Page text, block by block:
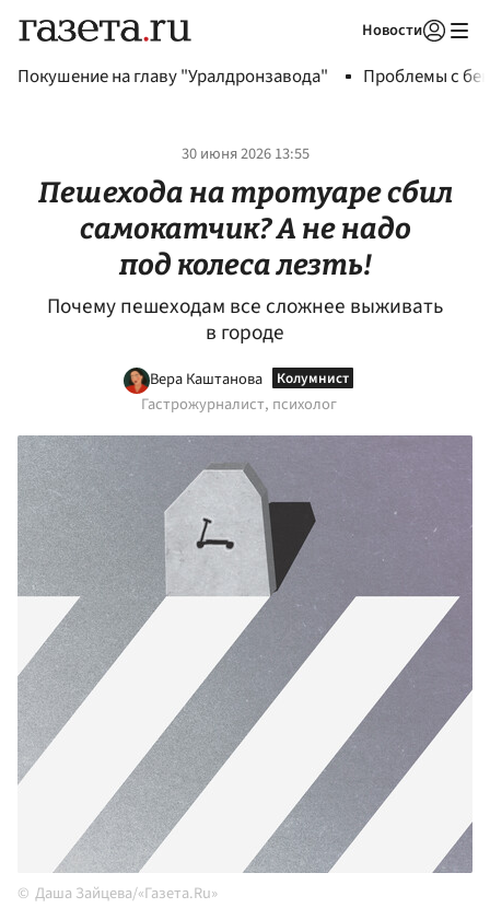
Новости
Покушение на главу "Уралдронзавода" Проблемы с
30 июня 2026 13:55
Пешехода на тротуаре сбил
самокатчик? А не надо
под колеса лезть!
Почему пешеходам все сложнее выживать
в городе
Вера Каштанова
Гастрожурналист, психолог
Даша Зайцева/«Газета.Ru»